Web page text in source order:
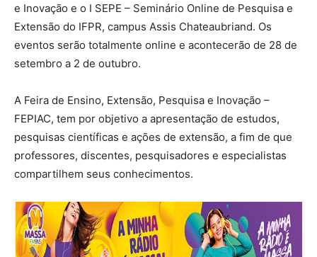
e Inovação e o I SEPE – Seminário Online de Pesquisa e
Extensão do IFPR, campus Assis Chateaubriand. Os
eventos serão totalmente online e acontecerão de 28 de
setembro a 2 de outubro.
A Feira de Ensino, Extensão, Pesquisa e Inovação –
FEPIAC, tem por objetivo a apresentação de estudos,
pesquisas científicas e ações de extensão, a fim de que
professores, discentes, pesquisadores e especialistas
compartilhem seus conhecimentos.